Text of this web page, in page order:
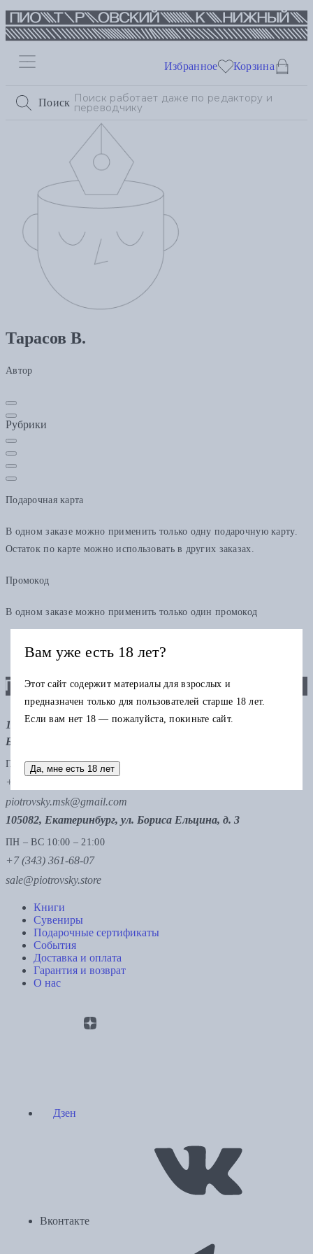
Поиск
Избранное Корзина
Тарасов В.
Автор
Рубрики
Подарочная карта
В одном заказе можно применить только одну подарочную карту.
Остаток по карте можно использовать в других заказах.
Промокод
В одном заказе можно применить только один промокод
121069, Москва, ул. Малая Никитская 12, стр.12, метро
Баррикадная, метро Тверская
ПН – ВС 11:00 – 21:00
+7 (495) 229-75-47
piotrovsky.msk@gmail.com
105082, Екатеринбург, ул. Бориса Ельцина, д. 3
ПН – ВС 10:00 – 21:00
+7 (343) 361-68-07
sale@piotrovsky.store
Книги
Сувениры
Подарочные сертификаты
События
Доставка и оплата
Гарантия и возврат
О нас
Дзен
Вконтакте
Вам уже есть 18 лет?
Этот сайт содержит материалы для взрослых и
предназначен только для пользователей старше 18 лет.
Если вам нет 18 — пожалуйста, покиньте сайт.
Да, мне есть 18 лет